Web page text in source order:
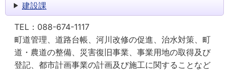
建設課
TEL： 088-674-1117
町道管理、道路台帳、河川改修の促進、治水対策、町
道・農道の整備、災害復旧事業、事業用地の取得及び
登記、都市計画事業の計画及び施工に関することなど